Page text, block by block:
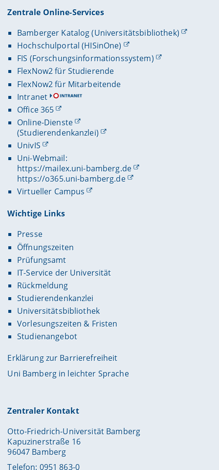
Zentrale Online-Services
Bamberger Katalog (Universitätsbibliothek)
Hochschulportal (HISinOne)
FIS (Forschungsinformationssystem)
FlexNow2 für Studierende
FlexNow2 für Mitarbeitende
Intranet
Office 365
Online-Dienste
(Studierendenkanzlei)
UnivIS
Uni-Webmail:
https://mailex.uni-bamberg.de
https://o365.uni-bamberg.de
Virtueller Campus
Wichtige Links
Presse
Öffnungszeiten
Prüfungsamt
IT-Service der Universität
Rückmeldung
Studierendenkanzlei
Universitätsbibliothek
Vorlesungszeiten & Fristen
Studienangebot
Erklärung zur Barrierefreiheit
Uni Bamberg in leichter Sprache
Zentraler Kontakt
Otto-Friedrich-Universität Bamberg
Kapuzinerstraße 16
96047 Bamberg
Telefon: 0951 863-0